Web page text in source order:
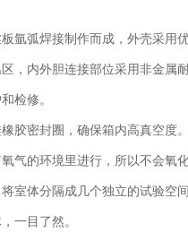
氩弧焊接制作而成，外壳采用
，内外胆连接部位采用非金属
检修。
胶密封圈，确保箱内高真空度
气的环境里进行，所以不会氧
室体分隔成几个独立的试验空
一目了然。